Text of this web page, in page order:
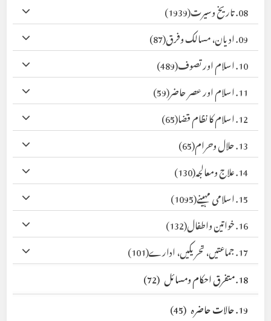
08. تاریخ وسیرت
(1939)
09. ادیان، مسالک وفرق
(87)
10. اسلام اور تصوف
(489)
11. اسلام اور عصر حاضر
(59)
12. اسلام کا نظام قضا
(65)
13. حلال وحرام
(65)
14. علاج ومعالجہ
(130)
15. اسلامی مہینے
(1095)
16. خواتین واطفال
(132)
17. جماعتیں، تحریکیں، ادارے
(101)
18. متفرق احکام ومسائل
(72)
19. حالات حاضرہ
(45)